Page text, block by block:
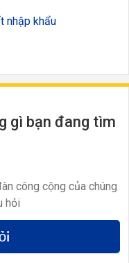
nhập khẩu
gì bạn đang tìm
công cộng của chúng
hỏi